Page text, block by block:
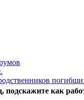
подскажите как